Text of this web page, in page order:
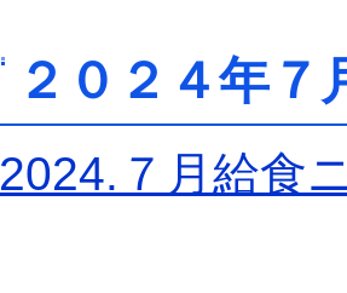
２０２４年７
2024.７月 給食